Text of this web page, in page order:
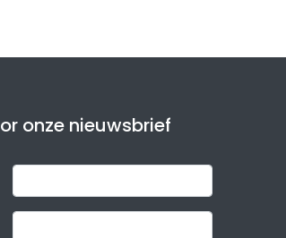
onze nieuwsbrief